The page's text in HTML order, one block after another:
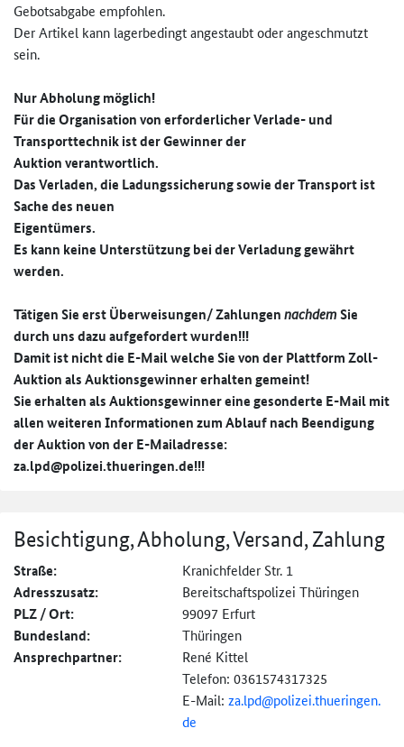
Gebotsabgabe empfohlen.
Der Artikel kann lagerbedingt angestaubt oder angeschmutzt
sein.
Nur Abholung möglich!
Für die Organisation von erforderlicher Verlade- und
Transporttechnik ist der Gewinner der
Auktion verantwortlich.
Das Verladen, die Ladungssicherung sowie der Transport ist
Sache des neuen
Eigentümers.
Es kann keine Unterstützung bei der Verladung gewährt
werden.
Tätigen Sie erst Überweisungen/ ZahlungennachdemSie
durch uns dazu aufgefordert wurden!!!
Damit ist nicht die E-Mail welche Sie von der Plattform Zoll-
Auktion als Auktionsgewinner erhalten gemeint!
Sie erhalten als Auktionsgewinner eine gesonderte E-Mail mit
allen weiteren Informationen zum Ablauf nach Beendigung
der Auktion von der E-Mailadresse:
za.lpd@polizei.thueringen.de!!­!
Besichtigung, Abholung, Versand, Zahlung
Straße: Kranichfelder Str. 1
Adresszusatz: Bereitschaftspolizei Thüringen
PLZ / Ort: 99097 Erfurt
Bundesland: Thüringen
Ansprechpartner:
René Kittel
Telefon: 0361574317325
E-Mail: za.lpd@polizei.thueringen.
de